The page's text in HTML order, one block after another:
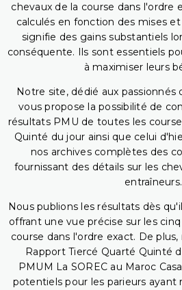
chevaux de la course dans l'ordre
calculés en fonction des mises
signifie des gains substantiels
conséquente. Ils sont essentiels
à maximiser leurs
Notre site, dédié aux passionnés
vous propose la possibilité de
résultats PMU de toutes les
Quinté du jour ainsi que celui
nos archives complètes des
fournissant des détails sur les
entraîneurs.
Nous publions les résultats dès
offrant une vue précise sur les
course dans l'ordre exact. De
Rapport Tiercé Quarté Quinté
PMUM La SOREC au Maroc
potentiels pour les parieurs ayant